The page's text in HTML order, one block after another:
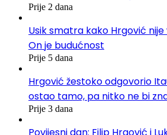
Prije 2 dana
Usik smatra kako Hrgović
On je budućnost
Prije 5 dana
Hrgović žestoko odgovorio
ostao tamo, pa nitko ne bi
Prije 3 dana
Povijesni dan: Filip Hrgović i